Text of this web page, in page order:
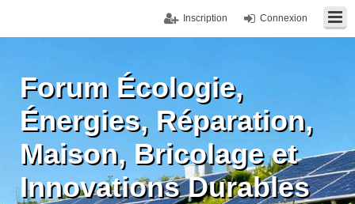
Connexion
Inscription
Forum Écologie,
Énergies, Réparation,
Maison, Bricolage et
Innovations Durables